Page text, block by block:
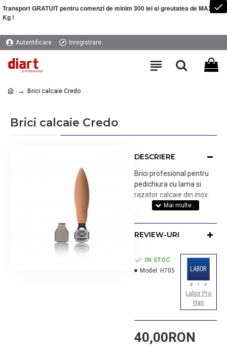
Transport GRATUIT pentru comenzi de minim 300 lei si greutatea de MAXIM 5
Kg !
Autentificare Inregistrare
Brici calcaie Credo
Brici calcaie Credo
DESCRIERE
Brici profesional pentru
pedichiura cu lama si
razator calcaie din inox.
REVIEW-URI
40,00RON
IN STOC
Model: H705
Labor Pro
Hair